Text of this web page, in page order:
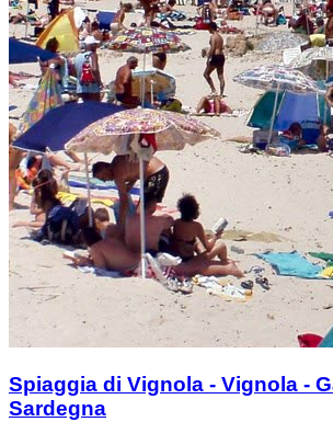
Spiaggia di Vignola - Vignola -
Sardegna